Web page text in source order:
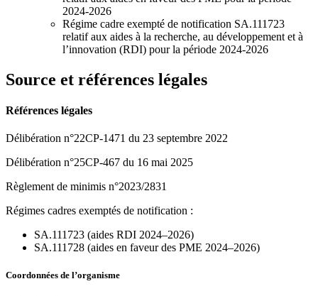
2024-2026
Régime cadre exempté de notification SA.111723
relatif aux aides à la recherche, au développement et à
l’innovation (RDI) pour la période 2024-2026
Source et références légales
Références légales
Délibération n°22CP-1471 du 23 septembre 2022
Délibération n°25CP-467 du 16 mai 2025
Règlement de minimis n°2023/2831
Régimes cadres exemptés de notification :
SA.111723 (aides RDI 2024–2026)
SA.111728 (aides en faveur des PME 2024–2026)
Coordonnées de l’organisme